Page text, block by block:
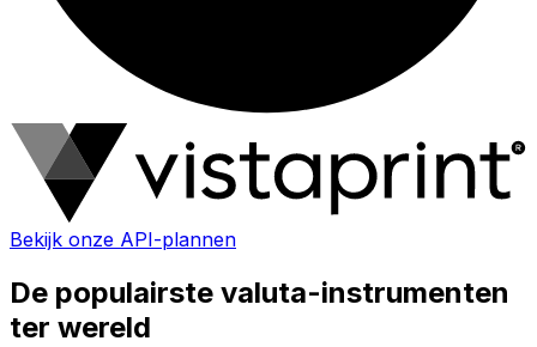
Bekijk onze API-plannen
De populairste valuta-instrumenten
ter wereld